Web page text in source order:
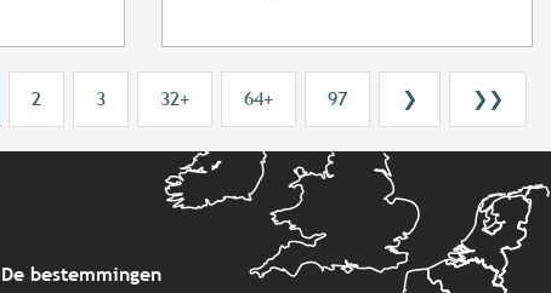
2 3 32+ 64+ 97 ❯ ❯❯
De bestemmingen